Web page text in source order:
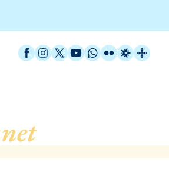
Facebook
Instagram
X / Twitter
YouTube
WhatsApp
FlickrRadio
, de